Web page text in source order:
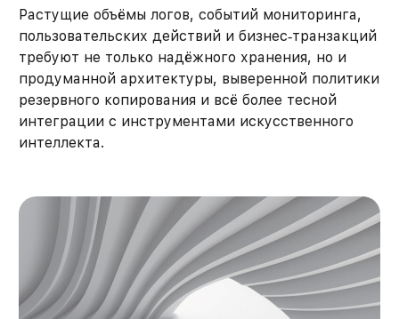
Растущие объёмы логов, событий мониторинга,
пользовательских действий и бизнес‑транзакций
требуют не только надёжного хранения, но и
продуманной архитектуры, выверенной политики
резервного копирования и всё более тесной
интеграции с инструментами искусственного
интеллекта.